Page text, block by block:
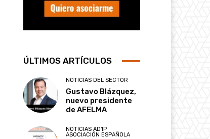
ÚLTIMOS ARTÍCULOS
NOTICIAS DEL SECTOR
Gustavo Blázquez,
nuevo presidente
de AFELMA
NOTICIAS AD'IP
ASOCIACIÓN ESPAÑOLA